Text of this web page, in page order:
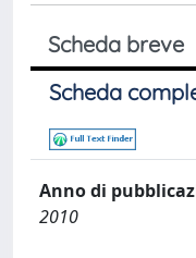
Scheda breve
Scheda
Anno di
2010